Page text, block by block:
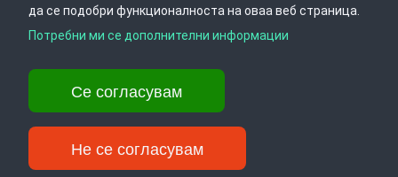
Врати се горе Следете не на
Ул. Даме Груев 14, Катна гаража Беко на 1-виот кат, 1000 Скопје,
Тел: +389 2 3103 601 (641), Факс: +389 2 3137 149 |
info@ippo.gov.mk
да се подобри функционалноста на оваа веб страница.
Потребни ми се дополнителни информации
Се согласувам
Не се согласувам